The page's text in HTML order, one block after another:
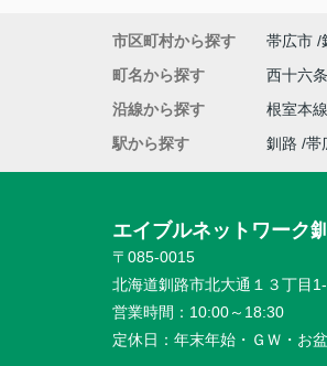
市区町村から探す 帯広市
町名から探す
西十六
沿線から探す
根室本線
駅から探す
釧路 帯
エイブルネットワーク
〒085-0015
北海道釧路市北大通１３丁目
営業時間： 10:00～18:30
定休日： 年末年始・ＧＷ・お